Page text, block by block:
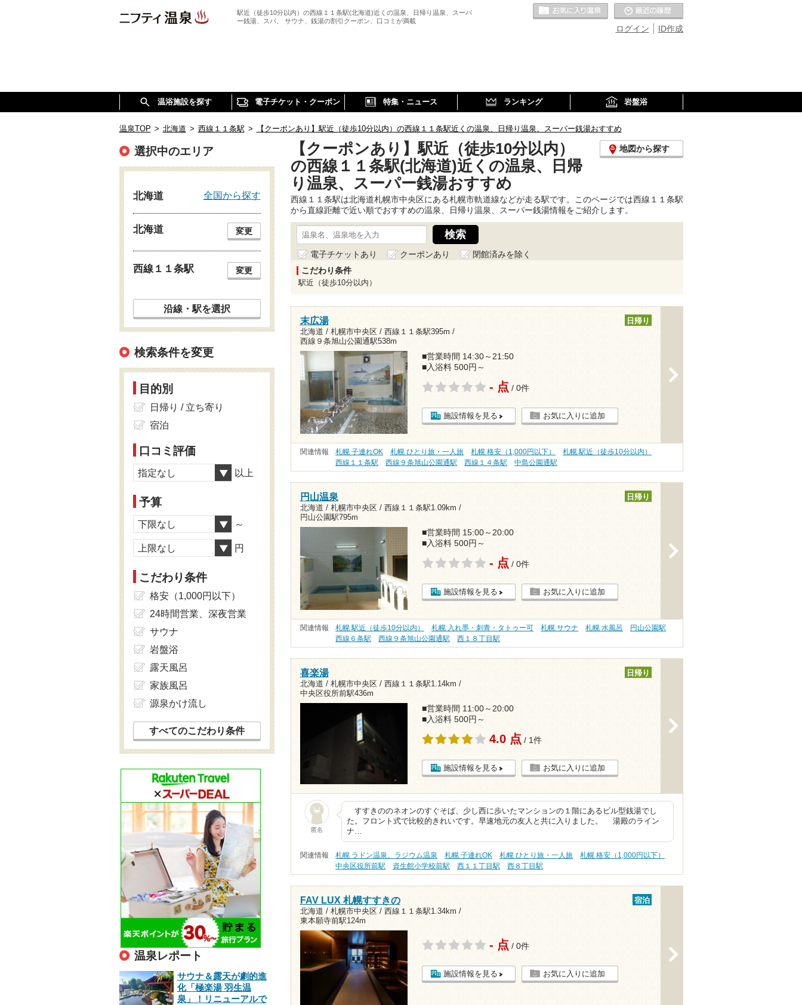
駅近（徒歩10分以内）の西線１１条駅(北海道)近くの温泉、日帰り温泉、スーパ
ー銭湯、スパ、 サウナ、銭湯の割引クーポン、口コミが満載
ID作成
ログイン
お気に入りの温泉
温浴施設を探す 電子チケット・クーポン 特集・ニュース ランキング 岩盤浴
温泉TOP > 北海道 > 西線１１条駅 > 【クーポンあり】駅近（徒歩10分以内）の西線１１条駅近くの温泉、日帰り温泉、スーパー銭湯おすすめ
【クーポンあり】駅近（徒歩10分以内）
の西線１１条駅(北海道)近くの温泉、日帰
り温泉、スーパー銭湯おすすめ
地図から探す
西線１１条駅は北海道札幌市中央区にある札幌市軌道線などが走る駅です。このページでは西線１１条駅
から直線距離で近い順でおすすめの温泉、日帰り温泉、スーパー銭湯情報をご紹介します。
電子チケットあり クーポンあり
閉館済みを除く
こだわり条件
駅近（徒歩10分以内）
末広湯
北海道 / 札幌市中央区 / 西線１１条駅395m /
西線９条旭山公園通駅538m
日帰り
■営業時間 14:30～21:50
■入浴料 500円～
- 点 / 0件
施設情報を見る お気に入りに追加
関連情報 札幌 子連れOK 札幌 ひとり旅・一人旅 札幌 格安（1,000円以下）
札幌 駅近（徒歩10分以内）
西線１１条駅
西線９条旭山公園通駅 西線１４条駅 中島公園通駅
円山温泉
北海道 / 札幌市中央区 / 西線１１条駅1.09km /
円山公園駅795m
日帰り
■営業時間 15:00～20:00
■入浴料 500円～
- 点 / 0件
施設情報を見る お気に入りに追加
関連情報 札幌 駅近（徒歩10分以内） 札幌 入れ墨・刺青・タトゥー可 札幌 サウナ 札幌 水風呂
円山公園駅
西線６条駅
西線９条旭山公園通駅 西１８丁目駅
喜楽湯
北海道 / 札幌市中央区 / 西線１１条駅1.14km /
中央区役所前駅436m
日帰り
■営業時間 11:00～20:00
■入浴料 500円～
4.0 点 / 1件
施設情報を見る お気に入りに追加
匿名
すすきののネオンのすぐそば、少し西に歩いたマンションの１階にあるビル型銭湯でし
た。フロント式で比較的きれいです。早速地元の友人と共に入りました。 湯殿のライン
ナ…
関連情報 札幌 ラドン温泉、ラジウム温泉 札幌 子連れOK 札幌 ひとり旅・一人旅
札幌 格安（1,000円以下）
中央区役所前駅
資生館小学校前駅 西１１丁目駅 西８丁目駅
FAV LUX 札幌すすきの
北海道 / 札幌市中央区 / 西線１１条駅1.34km /
東本願寺前駅124m
宿泊
- 点 / 0件
施設情報を見る お気に入りに追加
選択中のエリア
北海道 全国から探す
北海道 変更
西線１１条駅 変更
沿線・駅を選択
検索条件を変更
目的別
日帰り / 立ち寄り
宿泊
口コミ評価
指定なし 以上
予算
下限なし ～
上限なし 円
こだわり条件
格安（1,000円以下）
24時間営業、深夜営業
サウナ
岩盤浴
露天風呂
家族風呂
源泉かけ流し
すべてのこだわり条件
温泉レポート
サウナ＆露天が劇的進
化「極楽湯 羽生温
泉」！リニューアルで